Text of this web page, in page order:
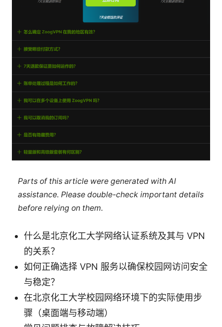
Parts of this article were generated with AI
assistance. Please double-check important details
before relying on them.
什么是北京化工大学网络认证系统及其与 VPN
的关系？
如何正确选择 VPN 服务以确保校园网访问安全
与稳定？
在北京化工大学校园网络环境下的实际使用步
骤（桌面端与移动端）